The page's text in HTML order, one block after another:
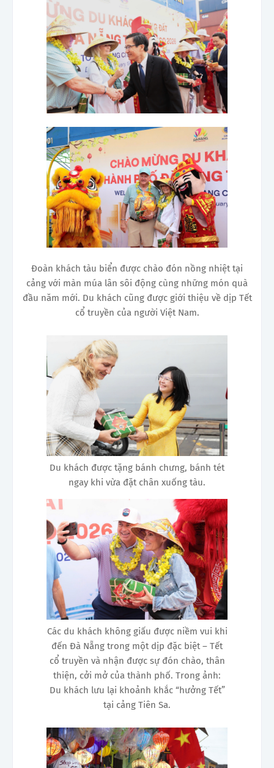
Đoàn khách tàu biển được chào đón nồng nhiệt tại
cảng với màn múa lân sôi động cùng những món quà
đầu năm mới. Du khách cũng được giới thiệu về dịp Tết
cổ truyền của người Việt Nam.
Du khách được tặng bánh chưng, bánh tét
ngay khi vừa đặt chân xuống tàu.
Các du khách không giấu được niềm vui khi
đến Đà Nẵng trong một dịp đặc biệt – Tết
cổ truyền và nhận được sự đón chào, thân
thiện, cởi mở của thành phố. Trong ảnh:
Du khách lưu lại khoảnh khắc “hưởng Tết”
tại cảng Tiên Sa.